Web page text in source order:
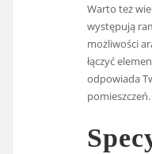
Warto też
występują
możliwości
łączyć
odpowiada
pomieszczeń.